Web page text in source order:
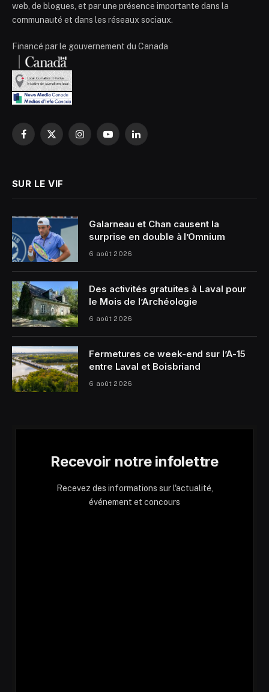
web, de blogues, et par une présence importante dans la
communauté et dans les réseaux sociaux.
Financé par le gouvernement du Canada
Facebook
X
InstagramYouTubeLinkedIn
SUR LE VIF
Galarneau et Chan causent la
surprise en double à l’Omnium
6 août 2026
Des activités gratuites à Laval pour
le Mois de l’Archéologie
6 août 2026
Fermetures ce week-end sur l’A-15
entre Laval et Boisbriand
6 août 2026
Recevoir notre infolettre
Recevez des informations sur l'actualité,
événement et concours